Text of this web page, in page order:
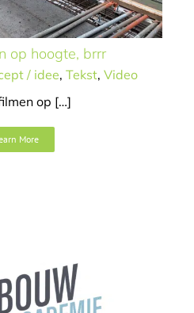
op hoogte, brrr
/ idee, Tekst, Video
op […]
More